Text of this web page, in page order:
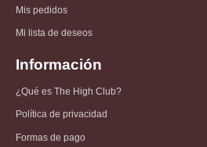
Mis pedidos
Mi lista de deseos
Información
¿Qué es The High Club?
Política de privacidad
Formas de pago